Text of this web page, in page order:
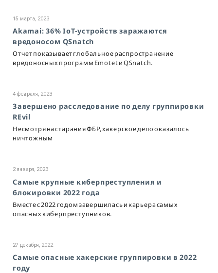
15 марта, 2023
Akamai: 36% IoT-устройств заражаются
вредоносом QSnatch
Отчет показывает глобальное распространение
вредоносных программ Emotet и QSnatch.
4 февраля, 2023
Завершено расследование по делу группировки
REvil
Несмотря на старания ФБР, хакерское дело оказалось
ничтожным
2 января, 2023
Самые крупные киберпреступления и
блокировки 2022 года
Вместе с 2022 годом завершилась и карьера самых
опасных киберпреступников.
27 декабря, 2022
Самые опасные хакерские группировки в 2022
году